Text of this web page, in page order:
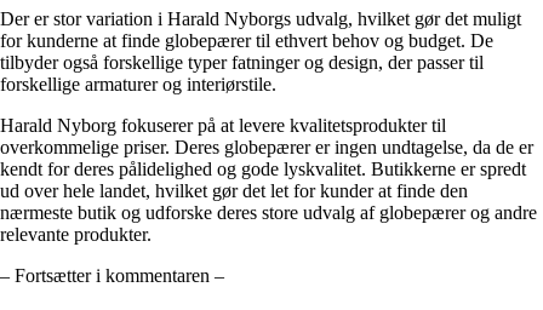
Der er stor variation i Harald Nyborgs udvalg, hvilket gør det muligt
for kunderne at finde globepærer til ethvert behov og budget. De
tilbyder også forskellige typer fatninger og design, der passer til
forskellige armaturer og interiørstile.
Harald Nyborg fokuserer på at levere kvalitetsprodukter til
overkommelige priser. Deres globepærer er ingen undtagelse, da de er
kendt for deres pålidelighed og gode lyskvalitet. Butikkerne er spredt
ud over hele landet, hvilket gør det let for kunder at finde den
nærmeste butik og udforske deres store udvalg af globepærer og andre
relevante produkter.
– Fortsætter i kommentaren –